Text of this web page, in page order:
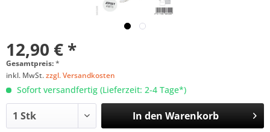
12,90 € *
Gesamtpreis:*
inkl. MwSt.zzgl. Versandkosten
Sofort versandfertig (Lieferzeit: 2-4 Tage*)
In den Warenkorb